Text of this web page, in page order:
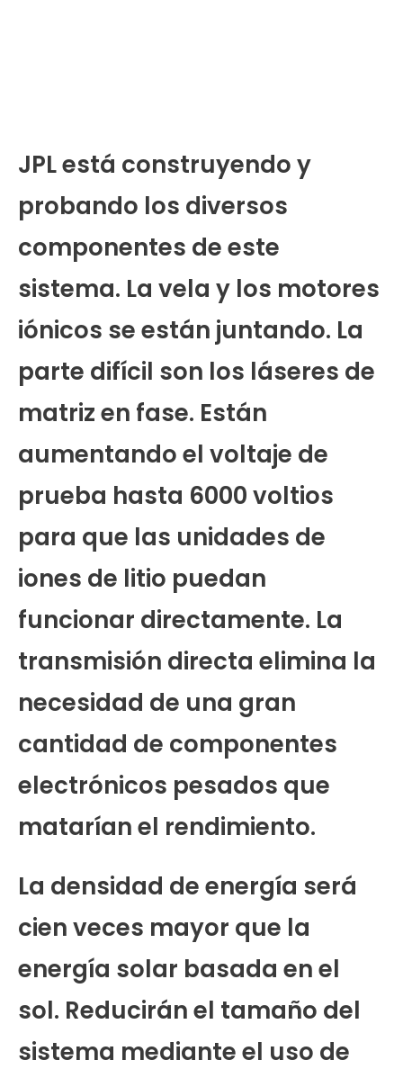
JPL está construyendo y
probando los diversos
componentes de este
sistema. La vela y los motores
iónicos se están juntando. La
parte difícil son los láseres de
matriz en fase. Están
aumentando el voltaje de
prueba hasta 6000 voltios
para que las unidades de
iones de litio puedan
funcionar directamente. La
transmisión directa elimina la
necesidad de una gran
cantidad de componentes
electrónicos pesados ​​que
matarían el rendimiento.
La densidad de energía será
cien veces mayor que la
energía solar basada en el
sol. Reducirán el tamaño del
sistema mediante el uso de